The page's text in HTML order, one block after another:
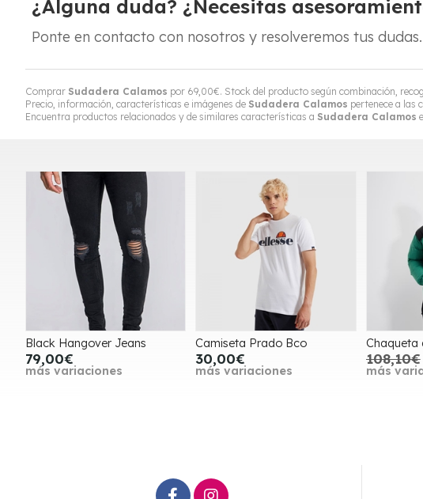
Comprar Sudadera Calamos por 69,00€. Stock del producto según combinación,
Precio, información, características e imágenes de Sudadera Calamos pertenece a las
Encuentra productos relacionados y de similares características a Sudadera Calamos
¿Alguna duda? ¿Necesitas
Ponte en contacto con nosotros y resolveremos tus dudas.
Black Hangover Jeans
79,00€
más variaciones
Camiseta Prado Bco
30,00€
más variaciones
Chaqueta
108,10€
más